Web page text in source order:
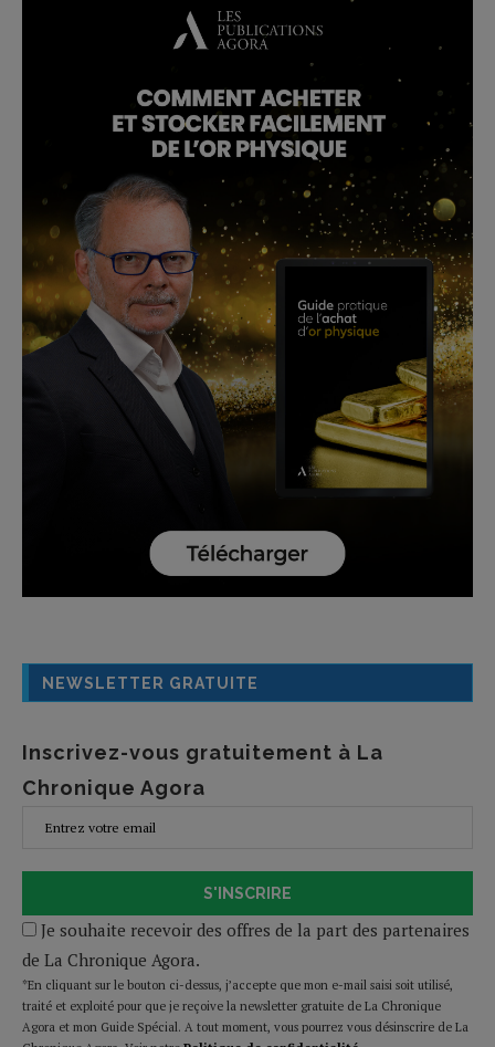
NEWSLETTER GRATUITE
Inscrivez-vous gratuitement à La
Chronique Agora
S'INSCRIRE
Je souhaite recevoir des offres de la part des partenaires
de La Chronique Agora.
*En cliquant sur le bouton ci-dessus, j’accepte que mon e-mail saisi soit utilisé,
traité et exploité pour que je reçoive la newsletter gratuite de La Chronique
Agora et mon Guide Spécial. A tout moment, vous pourrez vous désinscrire de La